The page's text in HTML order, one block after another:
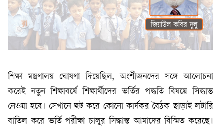
শিক্ষা মন্ত্রণালয় ঘোষণা দিয়েছিল, অংশীজনদের সঙ্গে আলোচনা
করেই নতুন শিক্ষাবর্ষে শিক্ষার্থীদের ভর্তির পদ্ধতি বিষয়ে সিদ্ধান্ত
নেওয়া হবে। সেখানে হুট করে কোনো কার্যকর বৈঠক ছাড়াই লটারি
বাতিল করে ভর্তি পরীক্ষা চালুর সিদ্ধান্ত আমাদের বিস্মিত করেছে।